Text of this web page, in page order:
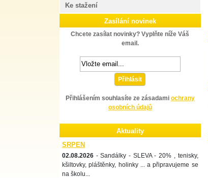
Ke stažení
Zasílání novinek
Chcete zasílat novinky? Vyplňte níže Váš
email.
Přihlásit
Přihlášením souhlasíte ze zásadami ochrany
osobních údajů
Aktuality
SRPEN
02.08.2026 - Sandálky - SLEVA - 20% , tenisky,
kšiltovky, pláštěnky, holinky ... a připravujeme se
na školu...